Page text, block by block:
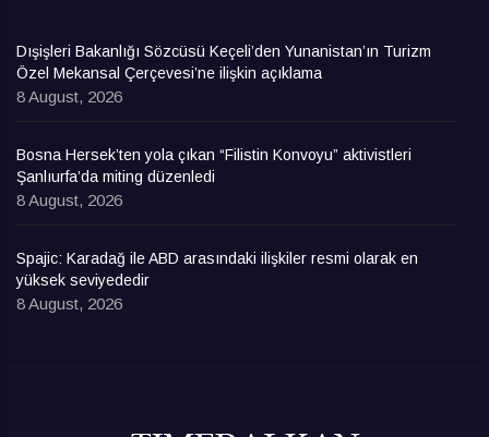
Dışişleri Bakanlığı Sözcüsü Keçeli’den Yunanistan’ın Turizm
Özel Mekansal Çerçevesi’ne ilişkin açıklama
8 August, 2026
Bosna Hersek’ten yola çıkan “Filistin Konvoyu” aktivistleri
Şanlıurfa’da miting düzenledi
8 August, 2026
Spajic: Karadağ ile ABD arasındaki ilişkiler resmi olarak en
yüksek seviyededir
8 August, 2026